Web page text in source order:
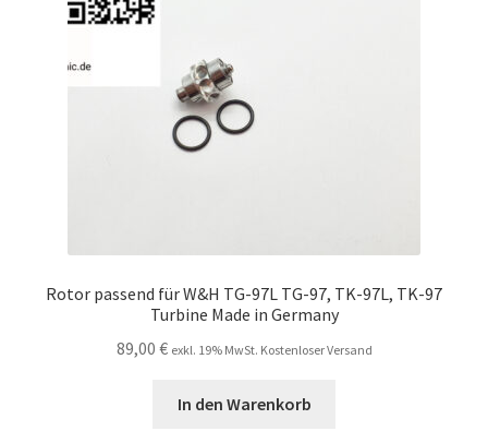
Rotor passend für W&H TG-97L TG-97, TK-97L, TK-97
Turbine Made in Germany
89,00 € exkl. 19% MwSt. Kostenloser Versand
In den Warenkorb